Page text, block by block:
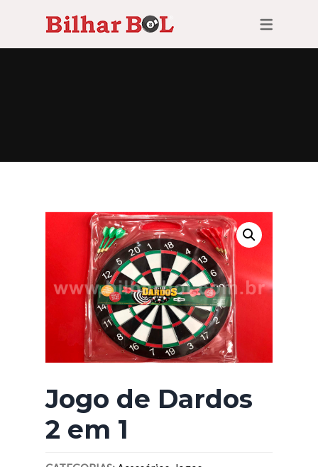
Jogo de Dardos
2 em 1